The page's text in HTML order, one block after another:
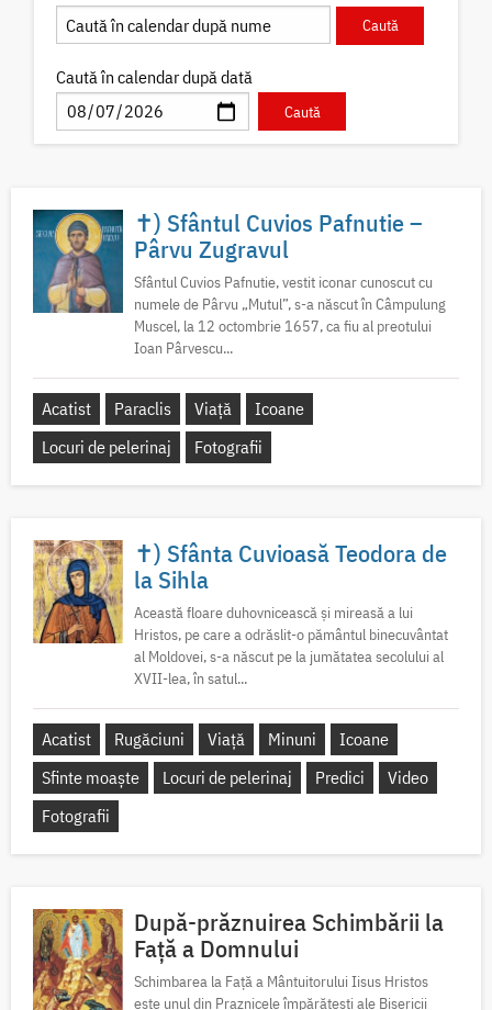
Caută în calendar după dată
✝) Sfântul Cuvios Pafnutie –
Pârvu Zugravul
Sfântul Cuvios Pafnutie, vestit iconar cunoscut cu
numele de Pârvu „Mutul”, s-a născut în Câmpulung
Muscel, la 12 octombrie 1657, ca fiu al preotului
Ioan Pârvescu...
Acatist Paraclis Viață
Icoane
Locuri de pelerinaj
Fotografii
✝) Sfânta Cuvioasă Teodora de
la Sihla
Această floare duhovnicească și mireasă a lui
Hristos, pe care a odrăslit-o pământul binecuvântat
al Moldovei, s-a născut pe la jumătatea secolului al
XVII-lea, în satul...
Acatist Rugăciuni Viață Minuni
Icoane
Sfinte moaște
Locuri de pelerinaj Predici
Video
Fotografii
După-prăznuirea Schimbării la
Față a Domnului
Schimbarea la Față a Mântuitorului Iisus Hristos
este unul din Praznicele împărătești ale Bisericii